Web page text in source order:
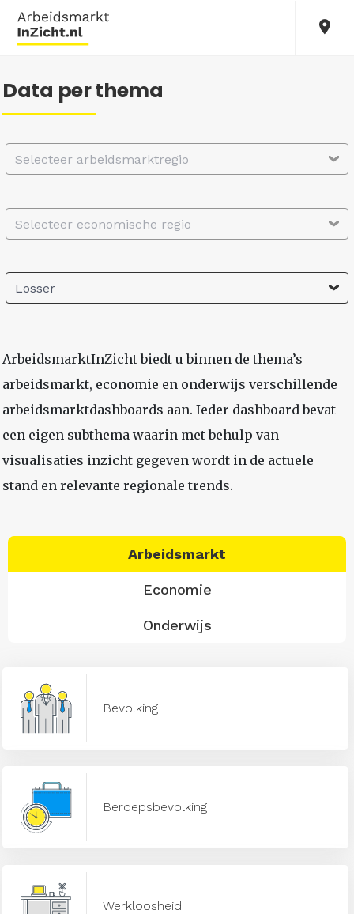
Data per thema
Selecteer arbeidsmarktregio
Selecteer economische regio
Losser
ArbeidsmarktInZicht biedt u binnen de thema’s
arbeidsmarkt, economie en onderwijs verschillende
arbeidsmarktdashboards aan. Ieder dashboard bevat
een eigen subthema waarin met behulp van
visualisaties inzicht gegeven wordt in de actuele
stand en relevante regionale trends.
Arbeidsmarkt
Economie
Onderwijs
Bevolking
Beroepsbevolking
Werkloosheid